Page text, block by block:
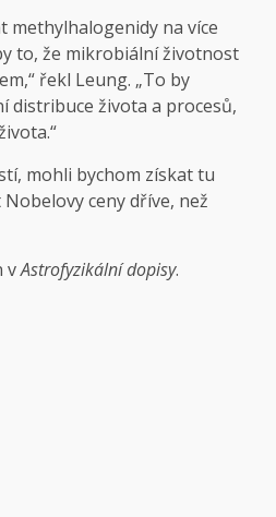
methylhalogenidy na více
to, že mikrobiální životnost
řekl Leung. „To by
distribuce života a procesů,
mohli bychom získat tu
ceny dříve, než
vAstrofyzikální dopisy.